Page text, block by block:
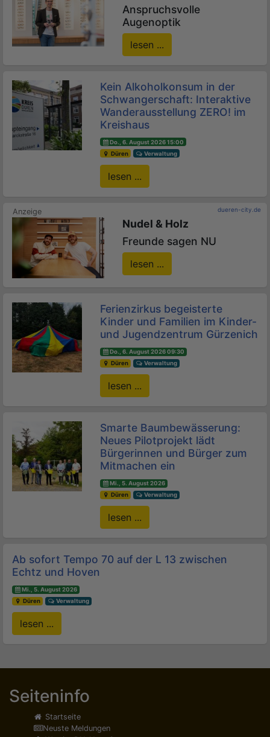
Anspruchsvolle
Augenoptik
lesen ...
Kein Alkoholkonsum in der
Schwangerschaft: Interaktive
Wanderausstellung ZERO! im
Kreishaus
Do., 6. August 2026 15:00
Düren
Verwaltung
lesen ...
dueren-city.de
Nudel & Holz
Freunde sagen NU
lesen ...
Ferienzirkus begeisterte
Kinder und Familien im Kinder-
und Jugendzentrum Gürzenich
Do., 6. August 2026 09:30
Düren
Verwaltung
lesen ...
Smarte Baumbewässerung:
Neues Pilotprojekt lädt
Bürgerinnen und Bürger zum
Mitmachen ein
Mi., 5. August 2026
Düren
Verwaltung
lesen ...
Ab sofort Tempo 70 auf der L 13 zwischen
Echtz und Hoven
Mi., 5. August 2026
Düren
Verwaltung
lesen ...
Seiteninfo
Startseite
Neuste Meldungen